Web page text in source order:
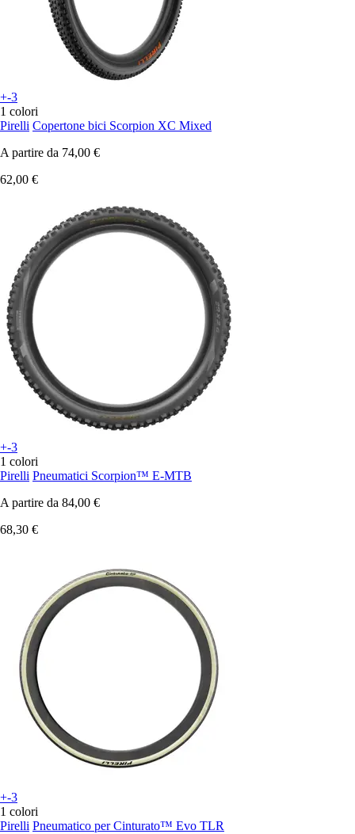
+-3
1 colori
Pirelli Copertone bici Scorpion XC Mixed
A partire da 74,00 €
62,00 €
+-3
1 colori
Pirelli Pneumatici Scorpion™ E-MTB
A partire da 84,00 €
68,30 €
+-3
1 colori
Pirelli Pneumatico per Cinturato™ Evo TLR